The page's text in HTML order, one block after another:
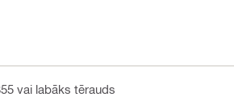
vai labāks tērauds